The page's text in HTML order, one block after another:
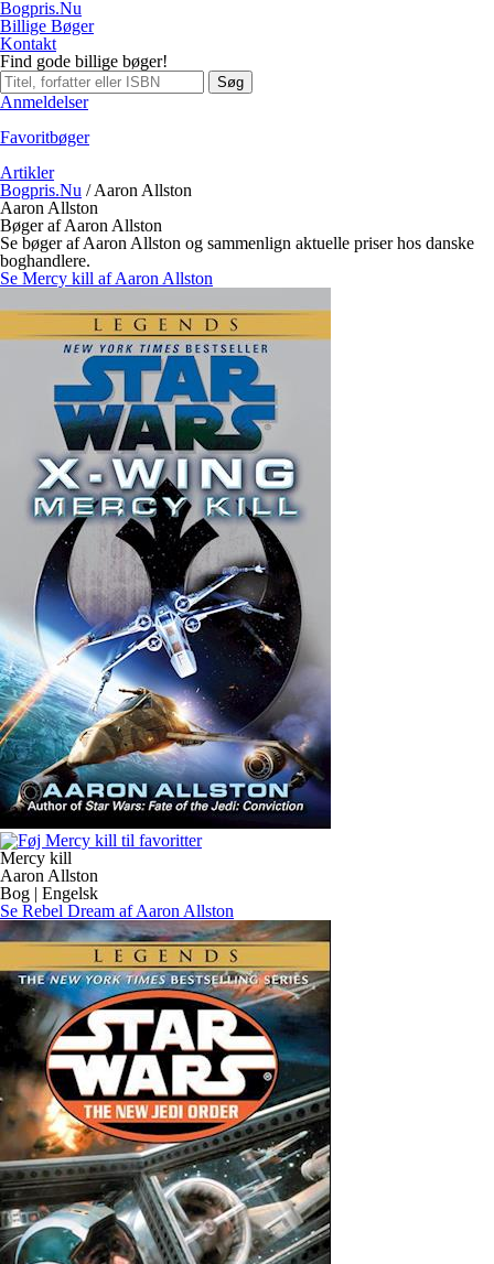
Bogpris.Nu
Billige Bøger
Kontakt
Find gode billige bøger!
Søg
Anmeldelser
Favoritbøger
Artikler
Bogpris.Nu /Aaron Allston
Aaron Allston
Bøger af Aaron Allston
Se bøger af Aaron Allston og sammenlign aktuelle priser hos danske
boghandlere.
Se Mercy kill af Aaron Allston
Mercy kill
Aaron Allston
Bog | Engelsk
Se Rebel Dream af Aaron Allston